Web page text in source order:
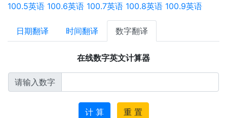
100.5英语 100.6英语 100.7英语 100.8英语 100.9英语
日期翻译 时间翻译 数字翻译
在线数字英文计算器
请输入数字
计 算 重 置